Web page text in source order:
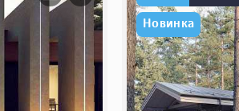
Новинка